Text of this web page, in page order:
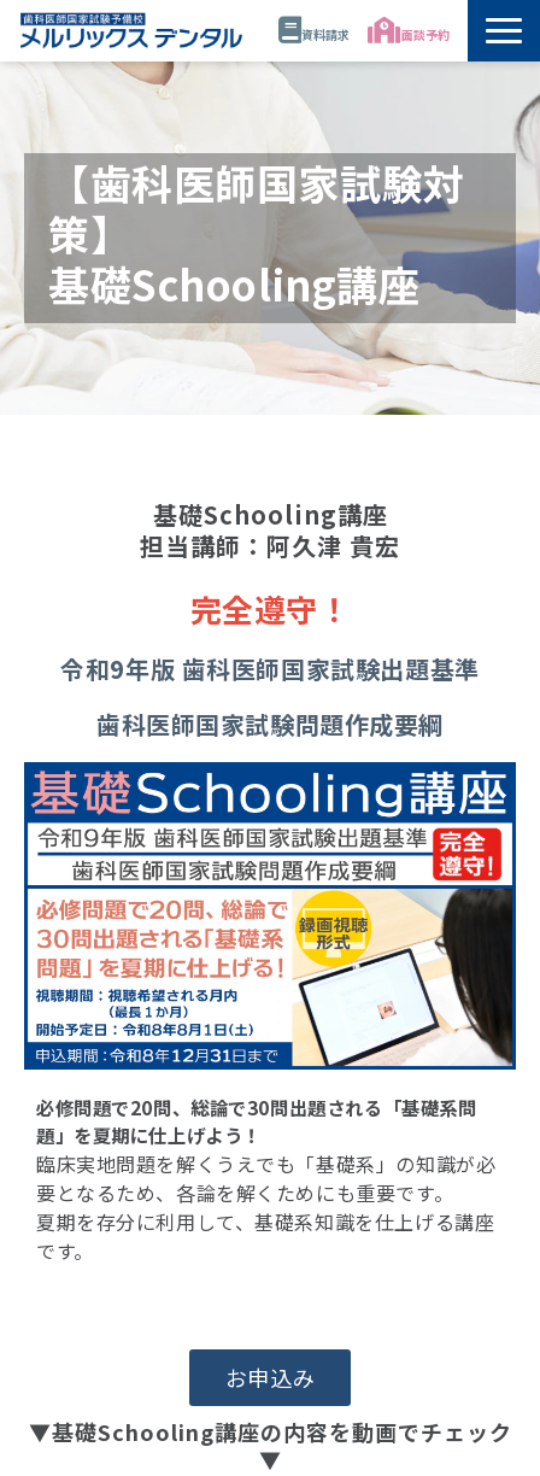
資料請求 面談予約
トップ
公開講座・模試・セミナー
年間スケジュール
校舎情報
【歯科医師国家試験対
策】
基礎Schooling講座
基礎Schooling講座
担当講師：阿久津 貴宏
完全遵守！
令和9年版 歯科医師国家試験出題基準
歯科医師国家試験問題作成要綱
必修問題で20問、総論で30問出題される「基礎系問
題」を夏期に仕上げよう！
臨床実地問題を解くうえでも「基礎系」の知識が必
要となるため、各論を解くためにも重要です。
夏期を存分に利用して、基礎系知識を仕上げる講座
です。
お申込み
▼基礎Schooling講座の内容を動画でチェック
▼